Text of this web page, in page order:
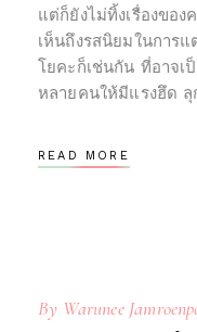
แต่ก็ยังไม่ทิ้งเรื่องของ
เห็นถึงรสนิยมในการ
โยคะก็เช่นกัน ที่อาจเ
หลายคนให้มีแรงฮึด ลุ
READ MORE
By Warunee